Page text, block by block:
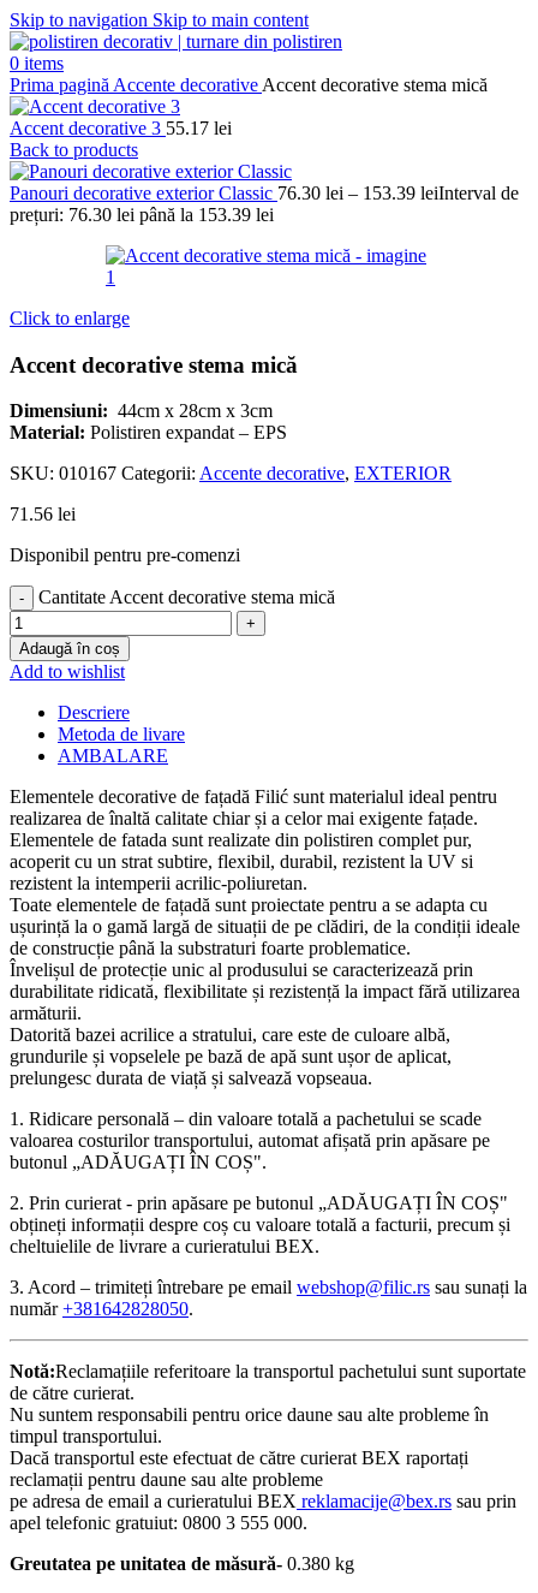
Skip to navigation Skip to main content
0 items
Prima pagină Accente decorative Accent decorative stema mică
Accent decorative 3 55.17 lei
Back to products
Panouri decorative exterior Classic 76.30 lei – 153.39 leiInterval de
prețuri: 76.30 lei până la 153.39 lei
Click to enlarge
Accent decorative stema mică
Dimensiuni: 44cm x 28cm x 3cm
Material: Polistiren expandat – EPS
SKU: 010167 Categorii: Accente decorative, EXTERIOR
71.56 lei
Disponibil pentru pre-comenzi
Cantitate Accent decorative stema mică
Adaugă în coș
Add to wishlist
Descriere
Metoda de livare
AMBALARE
Elementele decorative de fațadă Filić sunt materialul ideal pentru
realizarea de înaltă calitate chiar și a celor mai exigente fațade.
Elementele de fatada sunt realizate din polistiren complet pur,
acoperit cu un strat subtire, flexibil, durabil, rezistent la UV si
rezistent la intemperii acrilic-poliuretan.
Toate elementele de fațadă sunt proiectate pentru a se adapta cu
ușurință la o gamă largă de situații de pe clădiri, de la condiții ideale
de construcție până la substraturi foarte problematice.
Învelișul de protecție unic al produsului se caracterizează prin
durabilitate ridicată, flexibilitate și rezistență la impact fără utilizarea
armăturii.
Datorită bazei acrilice a stratului, care este de culoare albă,
grundurile și vopselele pe bază de apă sunt ușor de aplicat,
prelungesc durata de viață și salvează vopseaua.
1. Ridicare personală – din valoare totală a pachetului se scade
valoarea costurilor transportului, automat afișată prin apăsare pe
butonul „ADĂUGAȚI ÎN COȘ".
2. Prin curierat - prin apăsare pe butonul „ADĂUGAȚI ÎN COȘ"
obțineți informații despre coș cu valoare totală a facturii, precum și
cheltuielile de livrare a curieratului BEX.
3. Acord – trimiteți întrebare pe email webshop@filic.rs sau sunați la
număr+381642828050.
Notă:Reclamațiile referitoare la transportul pachetului sunt suportate
de către curierat.
Nu suntem responsabili pentru orice daune sau alte probleme în
timpul transportului.
Dacă transportul este efectuat de către curierat BEX raportați
reclamații pentru daune sau alte probleme
pe adresa de email a curieratului BEX reklamacije@bex.rs sau prin
apel telefonic gratuiut: 0800 3 555 000.
Greutatea pe unitatea de măsură- 0.380 kg